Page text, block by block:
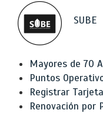
SUBE
Mayores de 70
Puntos
Registrar Tarjeta
Renovación por